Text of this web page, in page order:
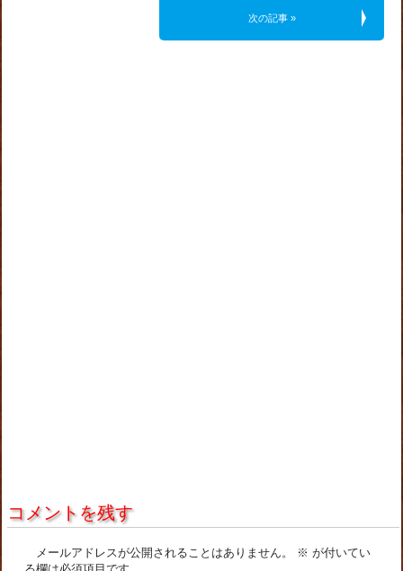
次の記事 »
コメントを残す
メールアドレスが公開されることはありません。 ※ が付いてい